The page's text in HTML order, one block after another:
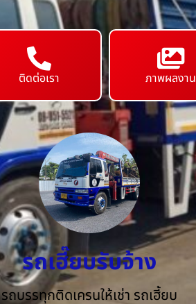
ติดต่อเรา ภาพผลงาน
รถเฮี๊ยบรับจ้าง
รถบรรทุกติดเครนให้เช่า รถเฮี้ยบ